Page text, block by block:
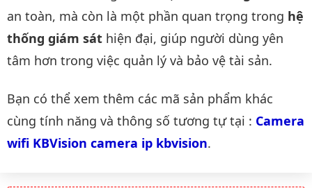
an toàn, mà còn là một phần quan trọng trong hệ
thống giám sát hiện đại, giúp người dùng yên
tâm hơn trong việc quản lý và bảo vệ tài sản.
Danh mục liên quan
Bạn có thể xem thêm các mã sản phẩm khác
cùng tính năng và thông số tương tự tại : Camera
wifi KBVision camera ip kbvision.